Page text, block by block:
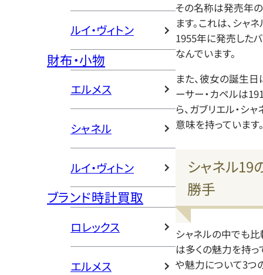
ルイ・ヴィトン
財布・小物
エルメス
シャネル
ルイ・ヴィトン
ブランド時計買取
ロレックス
エルメス
その名称は発売年
ます。これは、シャ
1955年に発売した
なんでいます。
また、彼女の誕生
ーサー・カペルは
ら、ガブリエル・シ
意味を持っています
シャネル19
勝手
シャネルの中でも比
は多くの魅力を持っ
や魅力について3つ